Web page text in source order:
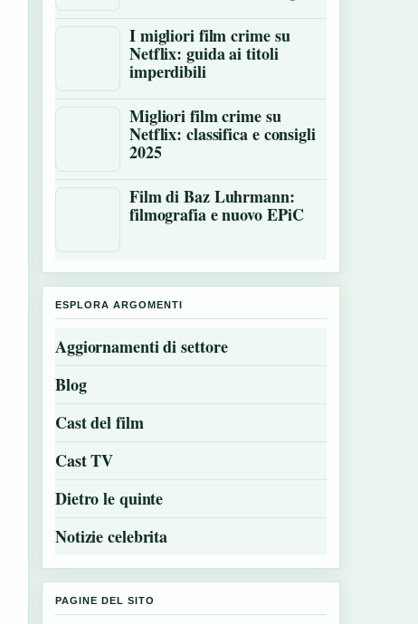
I migliori film crime su
Netflix: guida ai titoli
imperdibili
Migliori film crime su
Netflix: classifica e consigli
2025
Film di Baz Luhrmann:
filmografia e nuovo EPiC
ESPLORA ARGOMENTI
Aggiornamenti di settore
Blog
Cast del film
Cast TV
Dietro le quinte
Notizie celebrita
PAGINE DEL SITO